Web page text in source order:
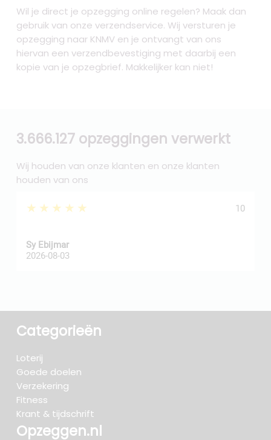
Wil je direct je opzegging online regelen? Maak dan
gebruik van onze verzendservice. Wij versturen je
opzegging naar KNMV en je ontvangt van ons
hiervan een verzendbevestiging met daarbij een
kopie van je opzegbrief. Makkelijker kan niet!
3.666.127 opzeggingen verwerkt
Wij houden van onze klanten en onze klanten
houden van ons
★★★★★ 10
Sy Ebijmar
2026-08-03
Categorieën
Loterij
Goede doelen
Verzekering
Fitness
Krant & tijdschrift
Opzeggen.nl